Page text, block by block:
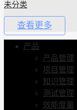
未分类
查看更多
产品
产品管理
项目管理
知识管理
测试管理
效能度量